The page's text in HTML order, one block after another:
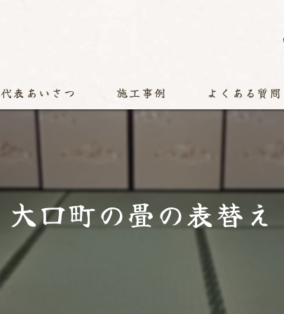
代表あいさつ 施工事例 よくある質問
大口町の畳の表替え